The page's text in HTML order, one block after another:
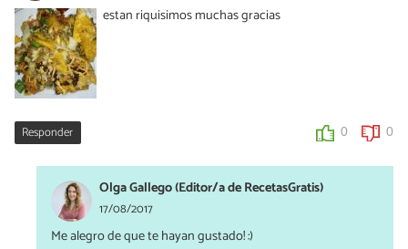
estan riquisimos muchas gracias
Responder 0 0
Olga Gallego (Editor/a de RecetasGratis)
17/08/2017
Me alegro de que te hayan gustado! :)